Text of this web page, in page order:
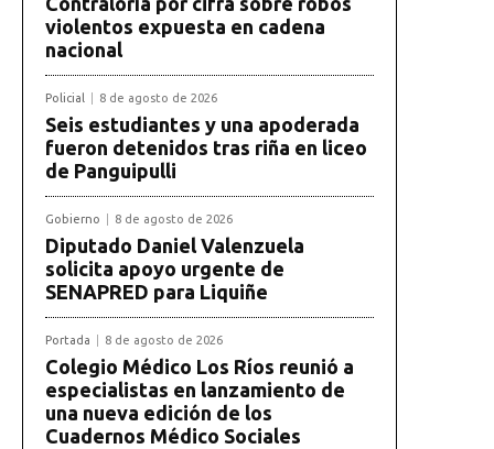
violentos expuesta en cadena
nacional
Policial 8 de agosto de 2026
Seis estudiantes y una apoderada
fueron detenidos tras riña en liceo
de Panguipulli
Gobierno 8 de agosto de 2026
Diputado Daniel Valenzuela
solicita apoyo urgente de
SENAPRED para Liquiñe
Portada 8 de agosto de 2026
Colegio Médico Los Ríos reunió a
especialistas en lanzamiento de
una nueva edición de los
Cuadernos Médico Sociales